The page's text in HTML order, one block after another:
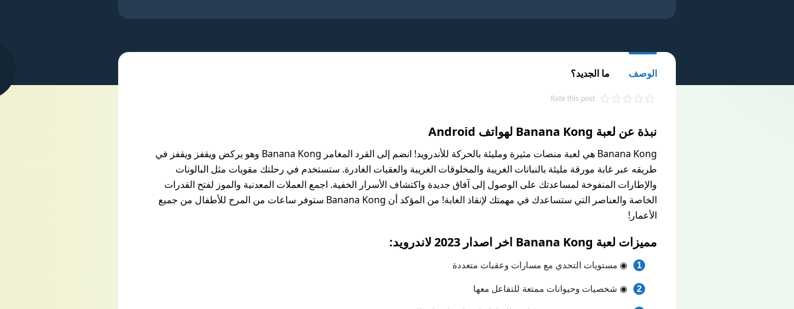
الوصف ما الجديد؟
Rate this post
نبذة عن لعبة Banana Kong‏ لهواتف Android
Banana Kong هي لعبة منصات مثيرة ومليئة بالحركة للأندرويد! انضم إلى القرد المغامر Banana Kong وهو يركض ويقفز ويقفز في
طريقه عبر غابة مورقة مليئة بالنباتات الغريبة والمخلوقات الغريبة والعقبات الغادرة. ستستخدم في رحلتك مقويات مثل البالونات
والإطارات المنفوخة لمساعدتك على الوصول إلى آفاق جديدة واكتشاف الأسرار الخفية. اجمع العملات المعدنية والموز لفتح القدرات
الخاصة والعناصر التي ستساعدك في مهمتك لإنقاذ الغابة! من المؤكد أن Banana Kong ستوفر ساعات من المرح للأطفال من جميع
الأعمار!
مميزات لعبة Banana Kong‏ اخر اصدار 2023 لاندرويد:
◉ مستويات التحدي مع مسارات وعقبات متعددة
◉ شخصيات وحيوانات ممتعة للتفاعل معها